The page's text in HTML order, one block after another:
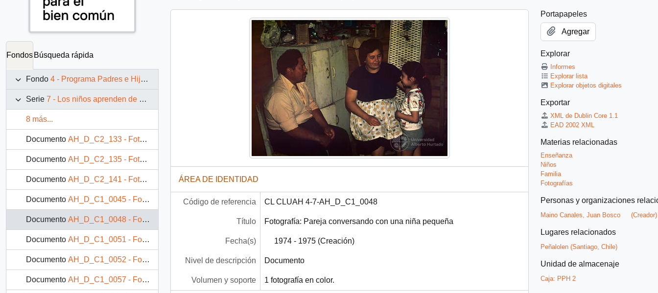
Fondos Búsqueda rápida
Fondo 4 - Programa Padres e Hijos: fotografías de Juan Maino
Serie 7 - Los niños aprenden de nosotros
8 más...
Documento AH_D_C2_133 - Fotografía: Niños junto a una mesa en un exterior
Documento AH_D_C2_135 - Fotografía: Niños junto a una mesa en un exterior
Documento AH_D_C2_141 - Fotografía: Niños junto a una mesa en un exterior
Documento AH_D_C1_0045 - Fotografía: Mujer pensativa en una mesa
Documento AH_D_C1_0048 - Fotografía: Pareja conversando con una niña pequeña
Documento AH_D_C1_0051 - Fotografía: Pareja jugando con una niña pequeña
Documento AH_D_C1_0052 - Fotografía: Retrato de familia en una zona rural
Documento AH_D_C1_0057 - Fotografía: Pareja en el interior de una casa
ÁREA DE IDENTIDAD
Código de referencia CL CLUAH 4-7-AH_D_C1_0048
Título Fotografía: Pareja conversando con una niña pequeña
Fecha(s) 1974 - 1975 (Creación)
Nivel de descripción Documento
Volumen y soporte 1 fotografía en color.
Portapapeles
Agregar
Explorar
Informes
Explorar lista
Explorar objetos digitales
Exportar
XML de Dublin Core 1.1
EAD 2002 XML
Materias relacionadas
Enseñanza
Niños
Familia
Fotografías
Personas y organizaciones
Maino Canales, Juan Bosco (Creador)
Lugares relacionados
Peñalolen (Santiago, Chile)
Unidad de almacenaje
Caja: PPH 2